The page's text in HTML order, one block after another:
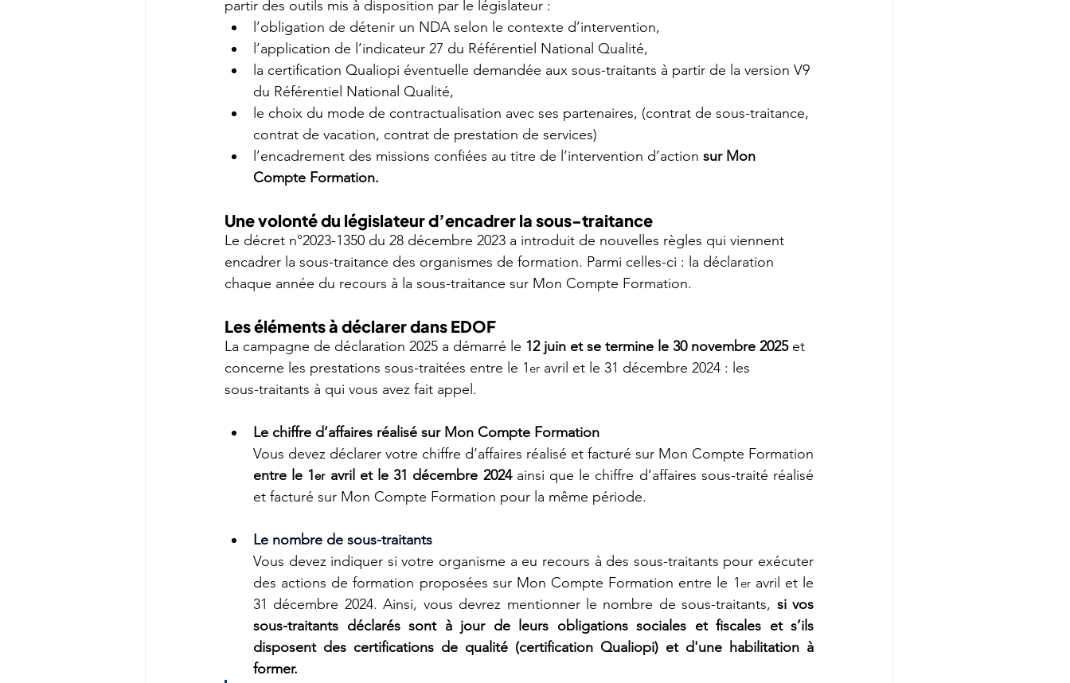
partir des outils mis à disposition par le législateur :
l’obligation de détenir un NDA selon le contexte d’intervention,
l’application de l’indicateur 27 du Référentiel National Qualité,
la certification Qualiopi éventuelle demandée aux sous-traitants à partir de la version V9
du Référentiel National Qualité,
le choix du mode de contractualisation avec ses partenaires, (contrat de sous-traitance,
contrat de vacation, contrat de prestation de services)
l’encadrement des missions confiées au titre de l’intervention d’action sur Mon
Compte Formation.
Une volonté du législateur d’encadrer la sous-traitance
Le décret n°2023-1350 du 28 décembre 2023 a introduit de nouvelles règles qui viennent
encadrer la sous-traitance des organismes de formation. Parmi celles-ci : la déclaration
chaque année du recours à la sous-traitance sur Mon Compte Formation.
Les éléments à déclarer dans EDOF
La campagne de déclaration 2025 a démarré le 12 juin et se termine le 30 novembre 2025 et
concerne les prestations sous-traitées entre le 1er avril et le 31 décembre 2024 : les
sous-traitants à qui vous avez fait appel.
Le chiffre d’affaires réalisé sur Mon Compte Formation
entre le 1er avril et le 31 décembre 2024 ainsi que le chiffre d’affaires sous-traité réalisé
et facturé sur Mon Compte Formation pour la même période.
Le nombre de sous-traitants
Vous devez indiquer si votre organisme a eu recours à des sous-traitants pour exécuter
des actions de formation proposées sur Mon Compte Formation entre le 1er avril et le
31 décembre 2024. Ainsi, vous devrez mentionner le nombre de sous-traitants, si vos
sous-traitants déclarés sont à jour de leurs obligations sociales et fiscales et s’ils
disposent des certifications de qualité (certification Qualiopi) et d'une habilitation à
former.